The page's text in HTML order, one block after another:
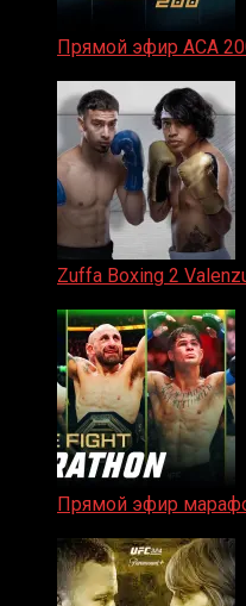
Прямой эфир ACA
Zuffa Boxing 2
Прямой эфир